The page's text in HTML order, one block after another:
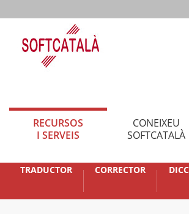
RECURSOS
I SERVEIS
CONEIXEU
SOFTCATALÀ
TRADUCTOR CORRECTOR